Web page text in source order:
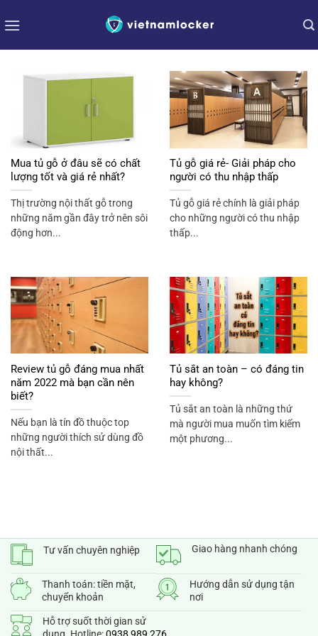
qua
Mua tủ gỗ ở đâu sẽ có chất
lượng tốt và giá rẻ nhất?
Thị trường nội thất gỗ trong
những năm gần đây trở nên sôi
động hơn...
Tủ gỗ giá rẻ- Giải pháp cho
người có thu nhập thấp
Tủ gỗ giá rẻ chính là giải pháp
cho những người có thu nhập
thấp...
Review tủ gỗ đáng mua nhất
năm 2022 mà bạn cần nên
biết?
Nếu bạn là tín đồ thuộc top
những người thích sử dùng đồ
nội thất...
Tủ sắt an toàn – có đáng tin
hay không?
Tủ sắt an toàn là những thứ
mà người mua muốn tìm kiếm
một phương...
Tư vấn chuyên nghiệp Giao hàng nhanh chóng
Thanh toán: tiền mặt,
chuyển khoản
Hướng dẫn sử dụng tận
nơi
Hỗ trợ suốt thời gian sử